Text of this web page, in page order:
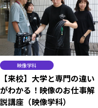
映像学科
【来校】大学と専門の違い
がわかる！映像のお仕事解
説講座（映像学科）